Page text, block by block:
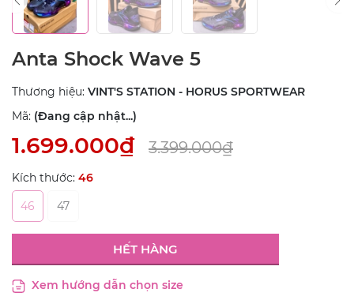
Anta Shock Wave 5
Thương hiệu: VINT'S STATION - HORUS SPORTWEAR
Mã: (Đang cập nhật...)
1.699.000₫ 3.399.000₫
Kích thước: 46
46
47
HẾT HÀNG
Xem hướng dẫn chọn size